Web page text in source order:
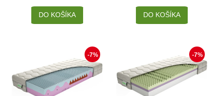
DO KOŠÍKA DO KOŠÍKA
-7% -7%